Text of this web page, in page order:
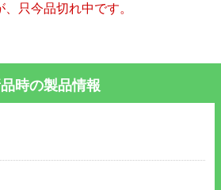
只今品切れ中です。
時の製品情報